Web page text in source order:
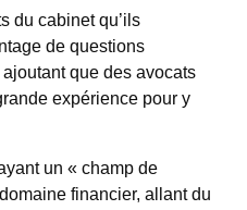
du cabinet qu’ils
de questions
que des avocats
expérience pour y
un « champ de
financier, allant du